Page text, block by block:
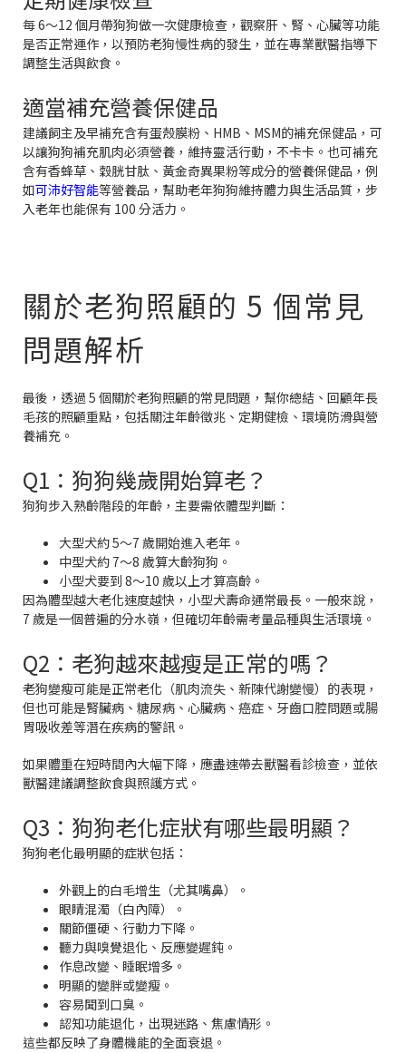
每 6～12 個月帶狗狗做一次健康檢查，觀察肝、腎、心臟等功能
是否正常運作，以預防老狗慢性病的發生，並在專業獸醫指導下
調整生活與飲食。
適當補充營養保健品
建議飼主及早補充含有蛋殼膜粉、HMB、MSM的補充保健品，可
以讓狗狗補充肌肉必須營養，維持靈活行動，不卡卡。也可補充
含有香蜂草、穀胱甘肽、黃金奇異果粉等成分的營養保健品，例
如可沛好智能等營養品，幫助老年狗狗維持體力與生活品質，步
入老年也能保有 100 分活力。
關於老狗照顧的 5 個常見
問題解析
最後，透過 5 個關於老狗照顧的常見問題，幫你總結、回顧年長
毛孩的照顧重點，包括關注年齡徵兆、定期健檢、環境防滑與營
養補充。
Q1：狗狗幾歲開始算老？
狗狗步入熟齡階段的年齡，主要需依體型判斷：
大型犬約 5～7 歲開始進入老年。
中型犬約 7～8 歲算大齡狗狗。
小型犬要到 8～10 歲以上才算高齡。
因為體型越大老化速度越快，小型犬壽命通常最長。一般來說，
7 歲是一個普遍的分水嶺，但確切年齡需考量品種與生活環境。
Q2：老狗越來越瘦是正常的嗎？
老狗變瘦可能是正常老化（肌肉流失、新陳代謝變慢）的表現，
但也可能是腎臟病、糖尿病、心臟病、癌症、牙齒口腔問題或腸
胃吸收差等潛在疾病的警訊。
如果體重在短時間內大幅下降，應盡速帶去獸醫看診檢查，並依
獸醫建議調整飲食與照護方式。
Q3：狗狗老化症狀有哪些最明顯？
狗狗老化最明顯的症狀包括：
外觀上的白毛增生（尤其嘴鼻）。
眼睛混濁（白內障）。
關節僵硬、行動力下降。
聽力與嗅覺退化、反應變遲鈍。
作息改變、睡眠增多。
明顯的變胖或變瘦。
容易聞到口臭。
認知功能退化，出現迷路、焦慮情形。
這些都反映了身體機能的全面衰退。